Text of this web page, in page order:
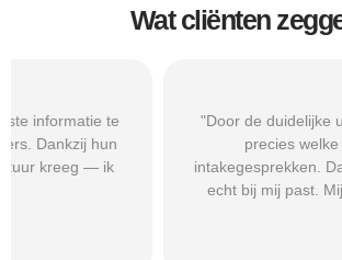
Wat cliënten
"Door de duidelijke uitleg op Beschermd-
precies welke vragen ik moest
intakegesprekken. Daardoor kwam ik bij
echt bij mij past. Mijn zelfstandigheid is